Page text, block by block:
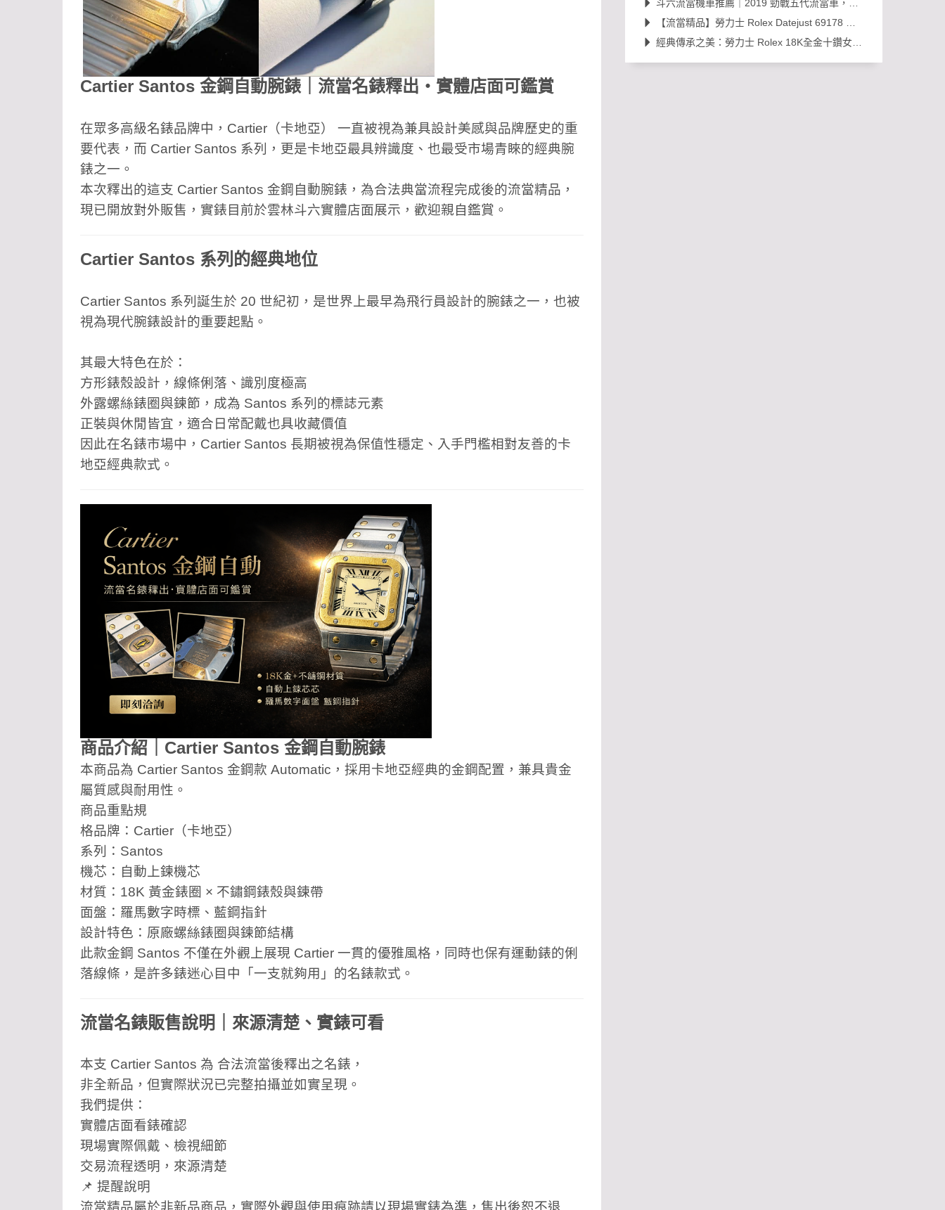
Cartier Santos 金鋼自動腕錶｜流當名錶釋出・實體店面可鑑賞
在眾多高級名錶品牌中，Cartier（卡地亞） 一直被視為兼具設計美感與品牌歷史的重
要代表，而 Cartier Santos 系列，更是卡地亞最具辨識度、也最受市場青睞的經典腕
錶之一。
本次釋出的這支 Cartier Santos 金鋼自動腕錶，為合法典當流程完成後的流當精品，
現已開放對外販售，實錶目前於雲林斗六實體店面展示，歡迎親自鑑賞。
Cartier Santos 系列的經典地位
Cartier Santos 系列誕生於 20 世紀初，是世界上最早為飛行員設計的腕錶之一，也被
視為現代腕錶設計的重要起點。
其最大特色在於：
方形錶殼設計，線條俐落、識別度極高
外露螺絲錶圈與鍊節，成為 Santos 系列的標誌元素
正裝與休閒皆宜，適合日常配戴也具收藏價值
因此在名錶市場中，Cartier Santos 長期被視為保值性穩定、入手門檻相對友善的卡
地亞經典款式。
商品介紹｜Cartier Santos 金鋼自動腕錶
本商品為 Cartier Santos 金鋼款 Automatic，採用卡地亞經典的金鋼配置，兼具貴金
屬質感與耐用性。
商品重點規
格品牌：Cartier（卡地亞）
系列：Santos
機芯：自動上鍊機芯
材質：18K 黃金錶圈 × 不鏽鋼錶殼與鍊帶
面盤：羅馬數字時標、藍鋼指針
設計特色：原廠螺絲錶圈與鍊節結構
此款金鋼 Santos 不僅在外觀上展現 Cartier 一貫的優雅風格，同時也保有運動錶的俐
落線條，是許多錶迷心目中「一支就夠用」的名錶款式。
流當名錶販售說明｜來源清楚、實錶可看
本支 Cartier Santos 為 合法流當後釋出之名錶，
非全新品，但實際狀況已完整拍攝並如實呈現。
我們提供：
實體店面看錶確認
現場實際佩戴、檢視細節
交易流程透明，來源清楚
📌 提醒說明
流當精品屬於非新品商品，實際外觀與使用痕跡請以現場實錶為準，售出後恕不退
斗六流當機車推薦｜2019 勁戰五代流當車，里程約 38,000km，可現場賞車議價
【流當精品】勞力士 Rolex Datejust 69178 經典 18K 金鑽石女錶｜原裝 203
經典傳承之美：勞力士 Rolex 18K全金十鑽女錶，搭載 Cal. 2030 機芯的黃金年代